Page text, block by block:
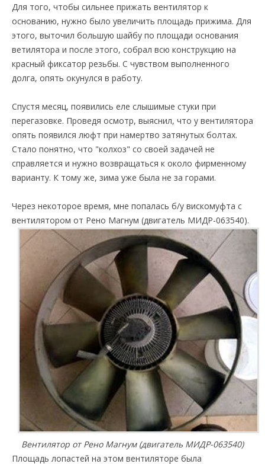
Для того, чтобы сильнее прижать вентилятор к
основанию, нужно было увеличить площадь прижима. Для
этого, выточил большую шайбу по площади основания
ветилятора и после этого, собрал всю конструкцию на
красный фиксатор резьбы. С чувством выполненного
долга, опять окунулся в работу.
Спустя месяц, появились еле слышимые стуки при
перегазовке. Проведя осмотр, выяснил, что у вентилятора
опять появился люфт при намертво затянутых болтах.
Стало понятно, что "колхоз" со своей задачей не
справляется и нужно возвращаться к около фирменному
варианту. К тому же, зима уже была не за горами.
Через некоторое время, мне попалась б/у вискомуфта с
вентилятором от Рено Магнум (двигатель МИДР-063540).
Вентилятор от Рено Магнум (двигатель МИДР-063540)
Площадь лопастей на этом вентиляторе была